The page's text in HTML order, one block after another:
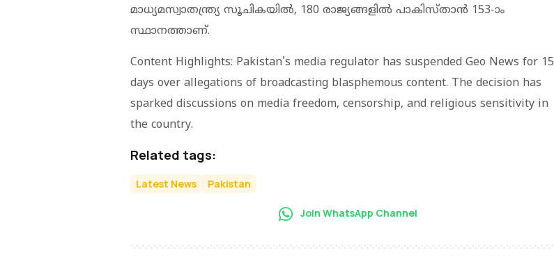
മാധ്യമസ്വാതന്ത്ര്യ സൂചികയിൽ, 180 രാജ്യങ്ങളിൽ പാകിസ്താൻ 153-ാം
സ്ഥാനത്താണ്.
Content Highlights: Pakistan's media regulator has suspended Geo News for 15
days over allegations of broadcasting blasphemous content. The decision has
sparked discussions on media freedom, censorship, and religious sensitivity in
the country.
Related tags:
Latest News Pakistan
Join WhatsApp Channel